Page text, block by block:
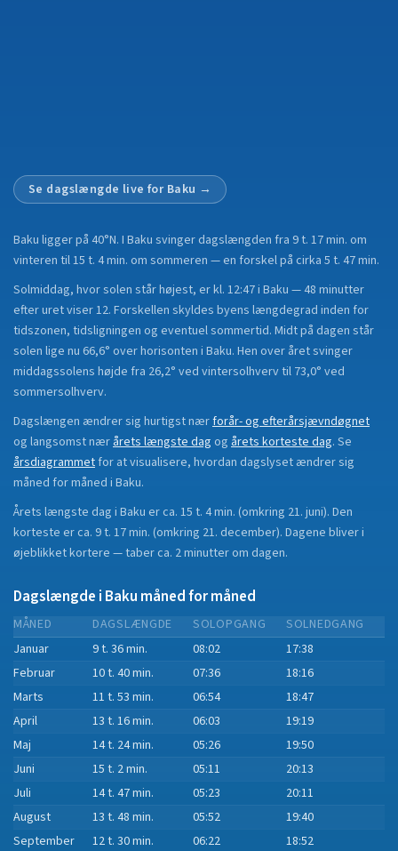
Se dagslængde live for Baku →
Baku ligger på 40°N. I Baku svinger dagslængden fra 9 t. 17 min. om
vinteren til 15 t. 4 min. om sommeren — en forskel på cirka 5 t. 47 min.
Solmiddag, hvor solen står højest, er kl. 12:47 i Baku — 48 minutter
efter uret viser 12. Forskellen skyldes byens længdegrad inden for
tidszonen, tidsligningen og eventuel sommertid. Midt på dagen står
solen lige nu 66,6° over horisonten i Baku. Hen over året svinger
middagssolens højde fra 26,2° ved vintersolhverv til 73,0° ved
sommersolhverv.
Dagslængen ændrer sig hurtigst nærforår- og efterårsjævndøgnet
og langsomst nærårets længste dag og årets korteste dag. Se
årsdiagrammetfor at visualisere, hvordan dagslyset ændrer sig
måned for måned i Baku.
Årets længste dag i Baku er ca. 15 t. 4 min. (omkring 21. juni). Den
korteste er ca. 9 t. 17 min. (omkring 21. december). Dagene bliver i
øjeblikketkortere —taberca. 2minutterom dagen.
Dagslængde i Baku måned for måned
MÅNED DAGSLÆNGDE SOLOPGANG
SOLNEDGANG
Januar
9 t. 36 min. 08:02
17:38
Februar
10 t. 40 min. 07:36
18:16
Marts
11 t. 53 min. 06:54
18:47
April
13 t. 16 min. 06:03
19:19
Maj
14 t. 24 min. 05:26
19:50
Juni
15 t. 2 min. 05:11
20:13
Juli
14 t. 47 min. 05:23
20:11
August
13 t. 48 min. 05:52
19:40
September
12 t. 30 min. 06:22
18:52